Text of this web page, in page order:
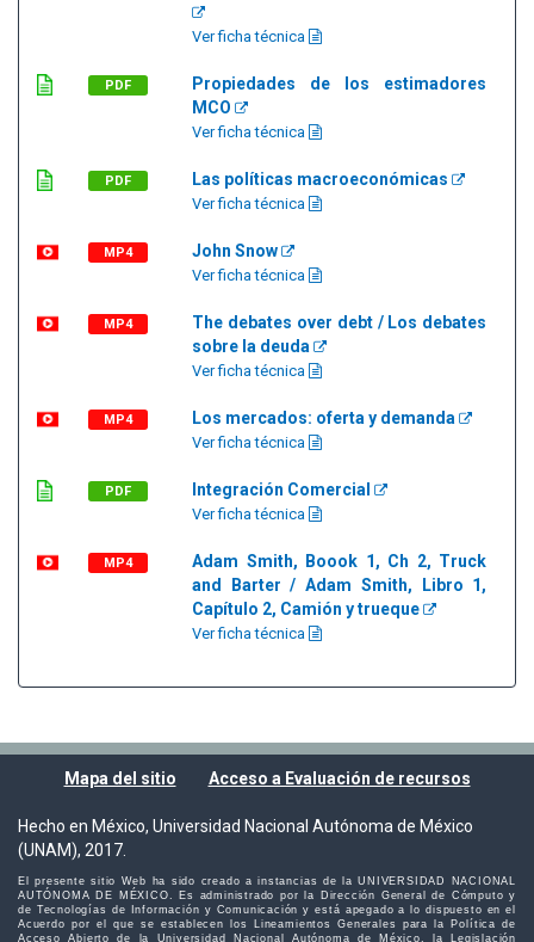
Ver ficha técnica
PDF
Propiedades de los estimadores
MCO
Ver ficha técnica
PDF Las políticas macroeconómicas
Ver ficha técnica
MP4 John Snow
Ver ficha técnica
MP4
The debates over debt / Los debates
sobre la deuda
Ver ficha técnica
MP4 Los mercados: oferta y demanda
Ver ficha técnica
PDF Integración Comercial
Ver ficha técnica
MP4
Adam Smith, Boook 1, Ch 2, Truck
and Barter / Adam Smith, Libro 1,
Capítulo 2, Camión y trueque
Ver ficha técnica
Mapa del sitio Acceso a Evaluación de recursos
Hecho en México, Universidad Nacional Autónoma de México
(UNAM), 2017.
El presente sitio Web ha sido creado a instancias de la UNIVERSIDAD NACIONAL
AUTÓNOMA DE MÉXICO. Es administrado por la Dirección General de Cómputo y
de Tecnologías de Información y Comunicación y está apegado a lo dispuesto en el
Acuerdo por el que se establecen los Lineamientos Generales para la Política de
Acceso Abierto de la Universidad Nacional Autónoma de México, la Legislación